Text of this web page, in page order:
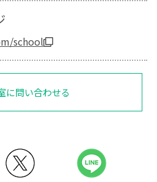
school
に問い合わせる